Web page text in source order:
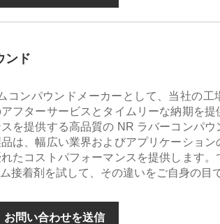
ンド
コンパウンドメーカーとして、当社の工
フターサービスとタイムリーな納期を
を提供する高品質の NR ラバーコンパ
は、幅広い業界およびアプリケーション
たコストパフォーマンスを提供します。
接着剤を試して、その違いをご自身の目
お問い合わせを送信